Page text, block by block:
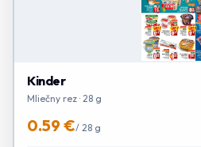
Kinder
Mliečny rez · 28 g
0.59 €/ 28 g